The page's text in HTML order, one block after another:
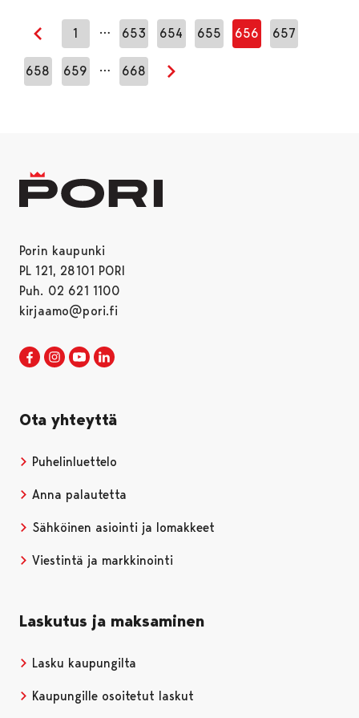
Edellinen sivu
1 … 653 654 655 656 657
658 659 … 668
Seuraava sivu
Porin kaupunki
PL 121, 28101 PORI
Puh. 02 621 1100
kirjaamo@pori.fi
Porin kaupunki Facebookissa
Avautuu uudessa välilehdessä
Porin kaupunki Instagramissa
Avautuu uudessa välilehdessä
Porin kaupunki Youtubessa
Avautuu uudessa välilehdessä
Ota yhteyttä
Puhelinluettelo
Anna palautetta
Sähköinen asiointi ja lomakkeet
Viestintä ja markkinointi
Laskutus ja maksaminen
Lasku kaupungilta
Kaupungille osoitetut laskut